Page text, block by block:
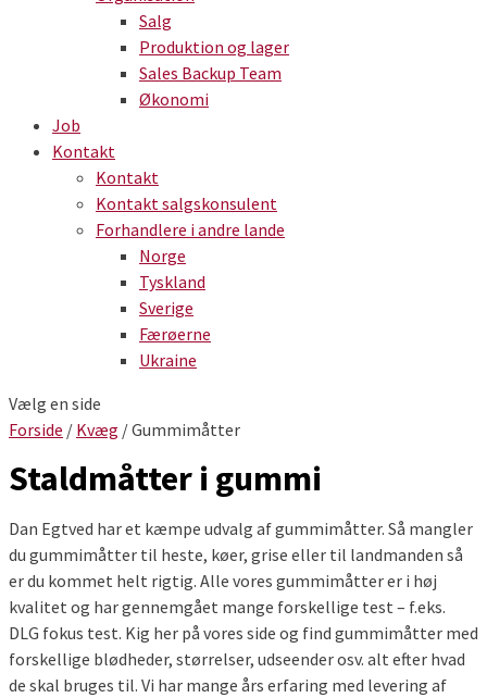
Salg
Produktion og lager
Sales Backup Team
Økonomi
Job
Kontakt
Kontakt
Kontakt salgskonsulent
Forhandlere i andre lande
Norge
Tyskland
Sverige
Færøerne
Ukraine
Vælg en side
Forside / Kvæg / Gummimåtter
Staldmåtter i gummi
Dan Egtved har et kæmpe udvalg af gummimåtter. Så mangler
du gummimåtter til heste, køer, grise eller til landmanden så
er du kommet helt rigtig. Alle vores gummimåtter er i høj
kvalitet og har gennemgået mange forskellige test – f.eks.
DLG fokus test. Kig her på vores side og find gummimåtter med
forskellige blødheder, størrelser, udseender osv. alt efter hvad
de skal bruges til. Vi har mange års erfaring med levering af